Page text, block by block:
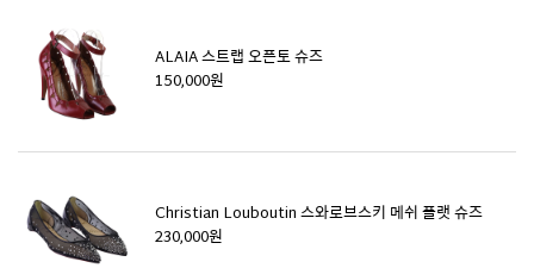
ALAIA 스트랩 오픈토 슈즈
150,000원
Christian Louboutin 스와로브스키 메쉬 플랫 슈즈
230,000원